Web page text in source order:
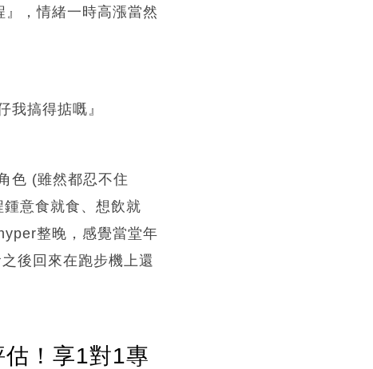
，情緒一時高漲當然
我搞得掂嘅』
色 (雖然都忍不住
意食就食、想飲就
整晚，感覺當堂年
後回來在跑步機上還
估！享1對1專